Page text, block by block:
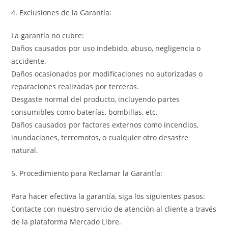
4. Exclusiones de la Garantía:
La garantía no cubre:
Daños causados por uso indebido, abuso, negligencia o
accidente.
Daños ocasionados por modificaciones no autorizadas o
reparaciones realizadas por terceros.
Desgaste normal del producto, incluyendo partes
consumibles como baterías, bombillas, etc.
Daños causados por factores externos como incendios,
inundaciones, terremotos, o cualquier otro desastre
natural.
5. Procedimiento para Reclamar la Garantía:
Para hacer efectiva la garantía, siga los siguientes pasos:
Contacte con nuestro servicio de atención al cliente a través
de la plataforma Mercado Libre.